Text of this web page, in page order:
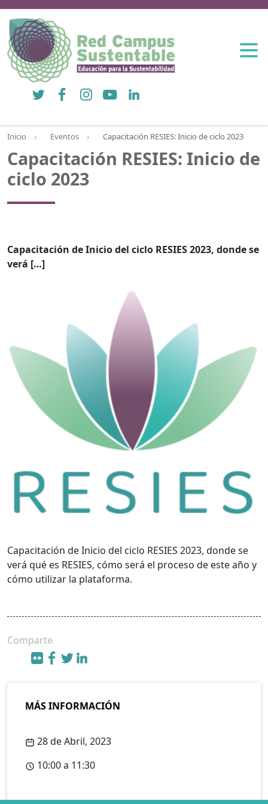
Twitter FacebookInstagramYouTubeLinkedIn
Inicio Eventos Capacitación RESIES: Inicio de ciclo 2023
Capacitación RESIES: Inicio de
ciclo 2023
Capacitación de Inicio del ciclo RESIES 2023, donde se
verá […]
Capacitación de Inicio del ciclo RESIES 2023, donde se
verá qué es RESIES, cómo será el proceso de este año y
cómo utilizar la plataforma.
Comparte
MÁS INFORMACIÓN
28 de Abril, 2023
10:00 a 11:30